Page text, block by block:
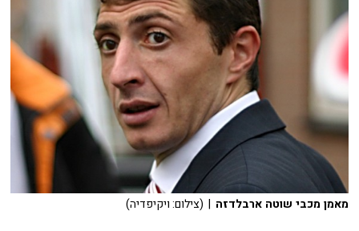
מאמן מכבי שוטה ארבלדזה | (צילום: ויקיפדיה)